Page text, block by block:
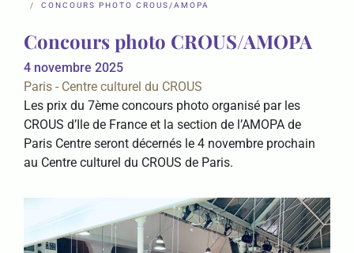
CONCOURS PHOTO CROUS/AMOPA
Concours photo CROUS/AMOPA
4 novembre 2025
Paris - Centre culturel du CROUS
Les prix du 7ème concours photo organisé par les
CROUS d’Ile de France et la section de l’AMOPA de
Paris Centre seront décernés le 4 novembre prochain
au Centre culturel du CROUS de Paris.